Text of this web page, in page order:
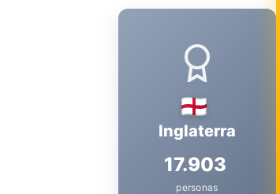
Inglaterra
17.903
personas